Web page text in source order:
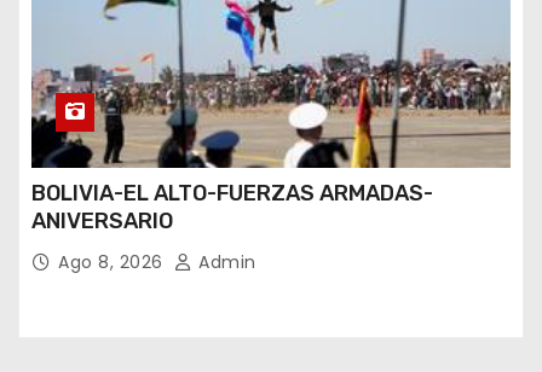
BOLIVIA-EL ALTO-FUERZAS ARMADAS-
ANIVERSARIO
Ago 8, 2026 Admin